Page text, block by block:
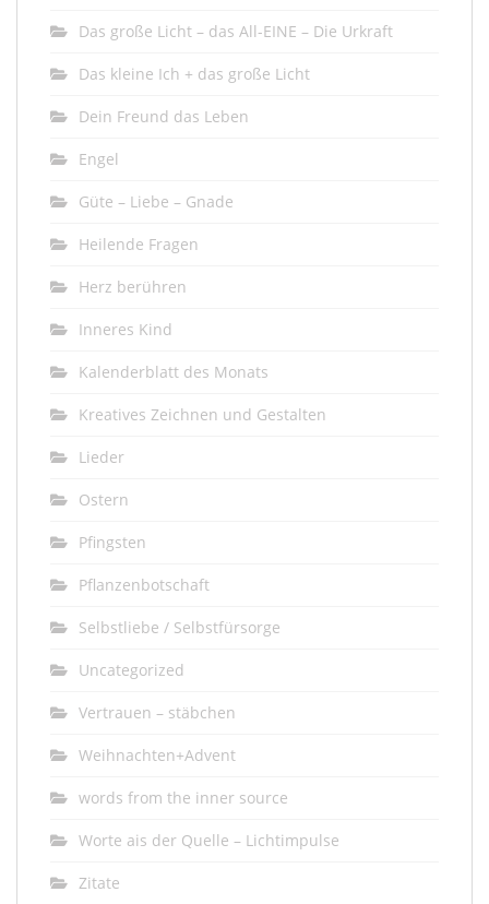
Das große Licht – das All-EINE – Die Urkraft
Das kleine Ich + das große Licht
Dein Freund das Leben
Engel
Güte – Liebe – Gnade
Heilende Fragen
Herz berühren
Inneres Kind
Kalenderblatt des Monats
Kreatives Zeichnen und Gestalten
Lieder
Ostern
Pfingsten
Pflanzenbotschaft
Selbstliebe / Selbstfürsorge
Uncategorized
Vertrauen – stäbchen
Weihnachten+Advent
words from the inner source
Worte ais der Quelle – Lichtimpulse
Zitate